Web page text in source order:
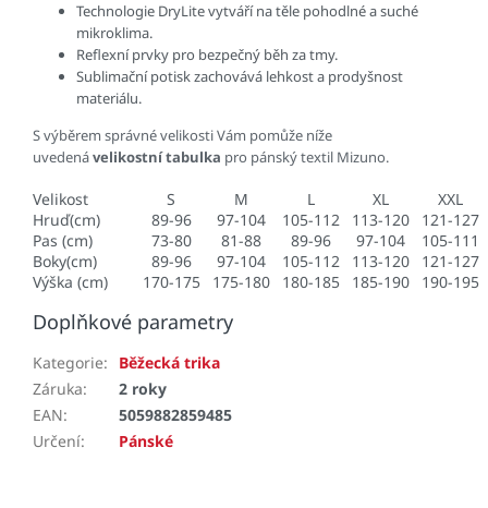
Technologie DryLite vytváří na těle pohodlné a suché
mikroklima.
Reflexní prvky pro bezpečný běh za tmy.
Sublimační potisk zachovává lehkost a prodyšnost
materiálu.
S výběrem správné velikosti Vám pomůže níže
uvedenávelikostní tabulka pro pánský textil Mizuno.
Velikost S M L XL
XXL
Hruď(cm)
89-96 97-104 105-112 113-120
121-127
Pas (cm)
73-80 81-88 89-96 97-104
105-111
Boky(cm)
89-96 97-104 105-112 113-120
121-127
Výška (cm)
170-175 175-180 180-185 185-190 190-195
Doplňkové parametry
Kategorie:
Běžecká trika
Záruka:
2 roky
EAN:
5059882859485
Určení: Pánské